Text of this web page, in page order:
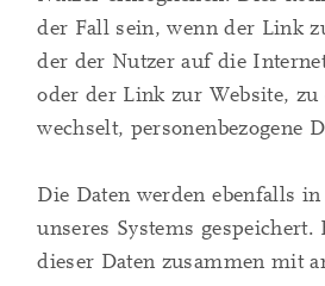
der Fall sein, wenn der Link
der der Nutzer auf die
oder der Link zur Website,
wechselt, personenbezogene
Die Daten werden ebenfalls
unseres Systems gespeichert.
dieser Daten zusammen mit